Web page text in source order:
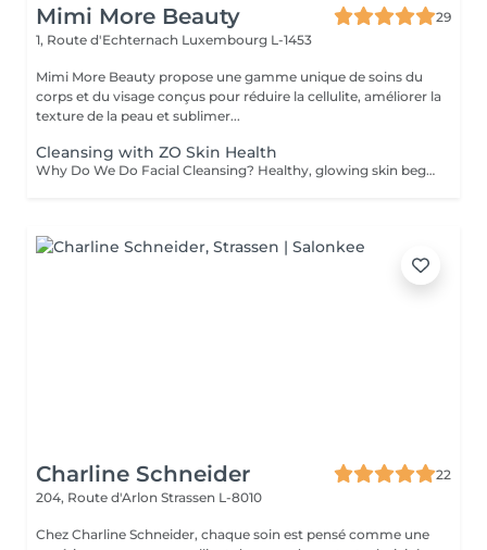
Mimi More Beauty
29
1, Route d'Echternach Luxembourg L-1453
Mimi More Beauty propose une gamme unique de soins du
corps et du visage conçus pour réduire la cellulite, améliorer la
texture de la peau et sublimer...
Cleansing with ZO Skin Health
Why Do We Do Facial Cleansing? Healthy, glowing skin begins with proper cleansing. A professional facial cleansing goes beyond everyday washing, targeting impurities and buildup that regular skincare can't reach. Benefits of Facial Cleansing: - Removes dirt, excess oil, and dead skin cells - Unclogs pores and prevents breakouts - Stimulates blood circulation and skin renewal - Prepares the skin to absorb nourishing products more effectively - Leaves the complexion fresh, smooth, and radiant We perform every facial cleansing using premium ZO Skin Health formulas by Dr. Zein Obagi, providing medical-quality skincare with visible improvements. Recommended age: Facial cleansing is suitable for both women and men starting from the age of 12-15, when the skin often begins to experience excess oil and clogged pores. It is also highly beneficial for adults seeking to maintain healthy, radiant, and youthful-looking skin. Contraindications: Facial cleansing is not recommended in cases of: - Active skin infections or inflammation - Severe acne in the acute stage - Open wounds, cuts, or burns on the face - Skin allergies or individual intolerance to treatment ingredients - Certain dermatological or systemic conditions (consultation required) Before your session, our specialist will carefully assess your skin and offer the most effective treatment for you.
Charline Schneider
22
204, Route d'Arlon Strassen L-8010
Chez Charline Schneider, chaque soin est pensé comme une